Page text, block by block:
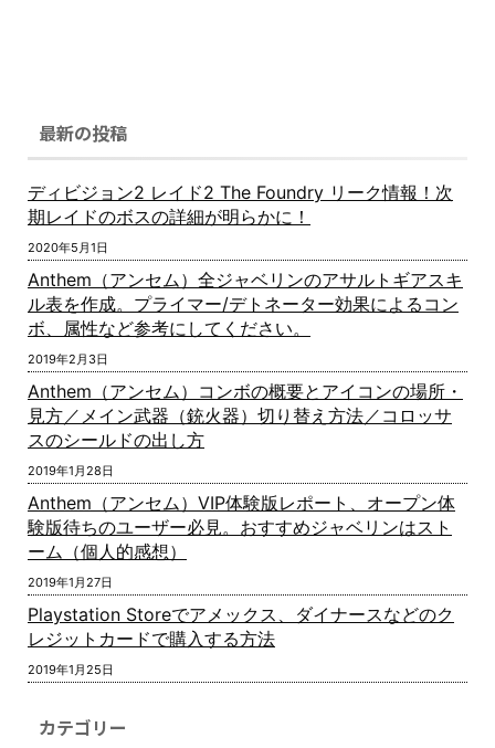
最新の投稿
ディビジョン2 レイド2 The Foundry リーク情報！次
期レイドのボスの詳細が明らかに！
2020年5月1日
Anthem（アンセム）全ジャベリンのアサルトギアスキ
ル表を作成。プライマー/デトネーター効果によるコン
ボ、属性など参考にしてください。
2019年2月3日
Anthem（アンセム）コンボの概要とアイコンの場所・
見方／メイン武器（銃火器）切り替え方法／コロッサ
スのシールドの出し方
2019年1月28日
Anthem（アンセム）VIP体験版レポート、オープン体
験版待ちのユーザー必見。おすすめジャベリンはスト
ーム（個人的感想）
2019年1月27日
Playstation Storeでアメックス、ダイナースなどのク
レジットカードで購入する方法
2019年1月25日
カテゴリー